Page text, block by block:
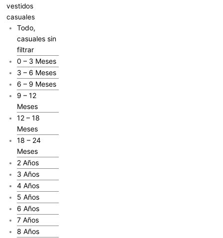
vestidos
casuales
Todo,
casuales sin
filtrar
0 – 3 Meses
3 – 6 Meses
6 – 9 Meses
9 – 12
Meses
12 – 18
Meses
18 – 24
Meses
2 Años
3 Años
4 Años
5 Años
6 Años
7 Años
8 Años